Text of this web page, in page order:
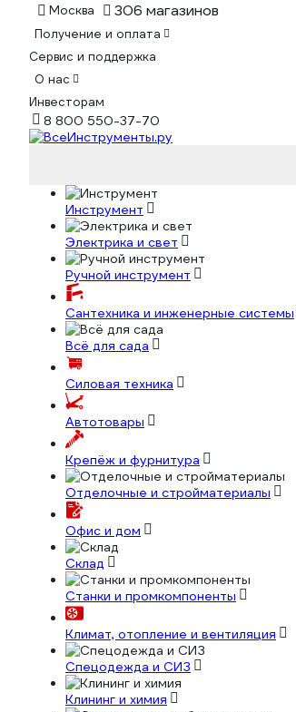
Москва 306 магазинов
Получение и оплата
Сервис и поддержка
О нас
Инвесторам
8 800 550-37-70
Инструмент
Электрика и свет
Ручной инструмент
Сантехника и инженерные системы
Всё для сада
Силовая техника
Автотовары
Крепёж и фурнитура
Отделочные и стройматериалы
Офис и дом
Склад
Станки и промкомпоненты
Климат, отопление и вентиляция
Спецодежда и СИЗ
Клининг и химия